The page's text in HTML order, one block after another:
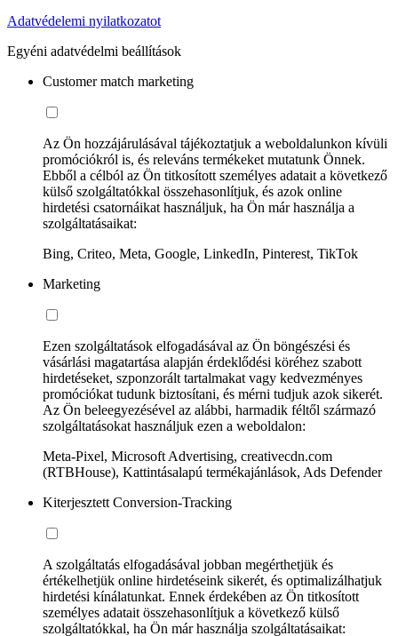
Adatvédelemi nyilatkozatot
Egyéni adatvédelmi beállítások
Customer match marketing
Az Ön hozzájárulásával tájékoztatjuk a weboldalunkon kívüli
promóciókról is, és releváns termékeket mutatunk Önnek.
Ebből a célból az Ön titkosított személyes adatait a következő
külső szolgáltatókkal összehasonlítjuk, és azok online
hirdetési csatornáikat használjuk, ha Ön már használja a
szolgáltatásaikat:
Bing, Criteo, Meta, Google, LinkedIn, Pinterest, TikTok
Marketing
Ezen szolgáltatások elfogadásával az Ön böngészési és
vásárlási magatartása alapján érdeklődési köréhez szabott
hirdetéseket, szponzorált tartalmakat vagy kedvezményes
promóciókat tudunk biztosítani, és mérni tudjuk azok sikerét.
Az Ön beleegyezésével az alábbi, harmadik féltől származó
szolgáltatásokat használjuk ezen a weboldalon:
Meta-Pixel, Microsoft Advertising, creativecdn.com
(RTBHouse), Kattintásalapú termékajánlások, Ads Defender
Kiterjesztett Conversion-Tracking
A szolgáltatás elfogadásával jobban megérthetjük és
értékelhetjük online hirdetéseink sikerét, és optimalizálhatjuk
hirdetési kínálatunkat. Ennek érdekében az Ön titkosított
személyes adatait összehasonlítjuk a következő külső
szolgáltatókkal, ha Ön már használja szolgáltatásaikat: